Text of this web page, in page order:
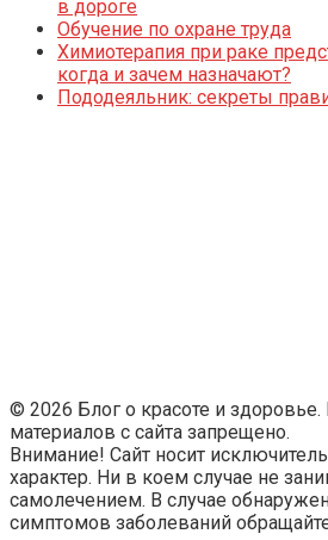
в дороге
Обучение по охране труда
Химиотерапия при раке
когда и зачем назначают?
Пододеяльник: секреты
© 2026 Блог о красоте и
материалов с сайта запрещено.
Внимание! Сайт носит
характер. Ни в коем случае не
самолечением. В случае
симптомов заболеваний